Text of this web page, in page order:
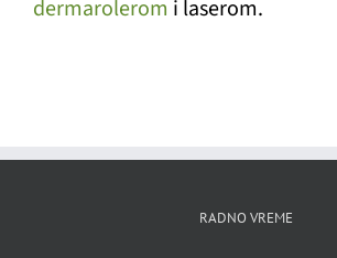
dermarolerom i laserom.
RADNO VREME